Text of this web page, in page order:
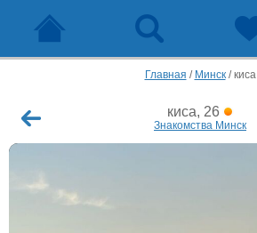
Главная / Минск/киса
киса, 26
Знакомства Минск